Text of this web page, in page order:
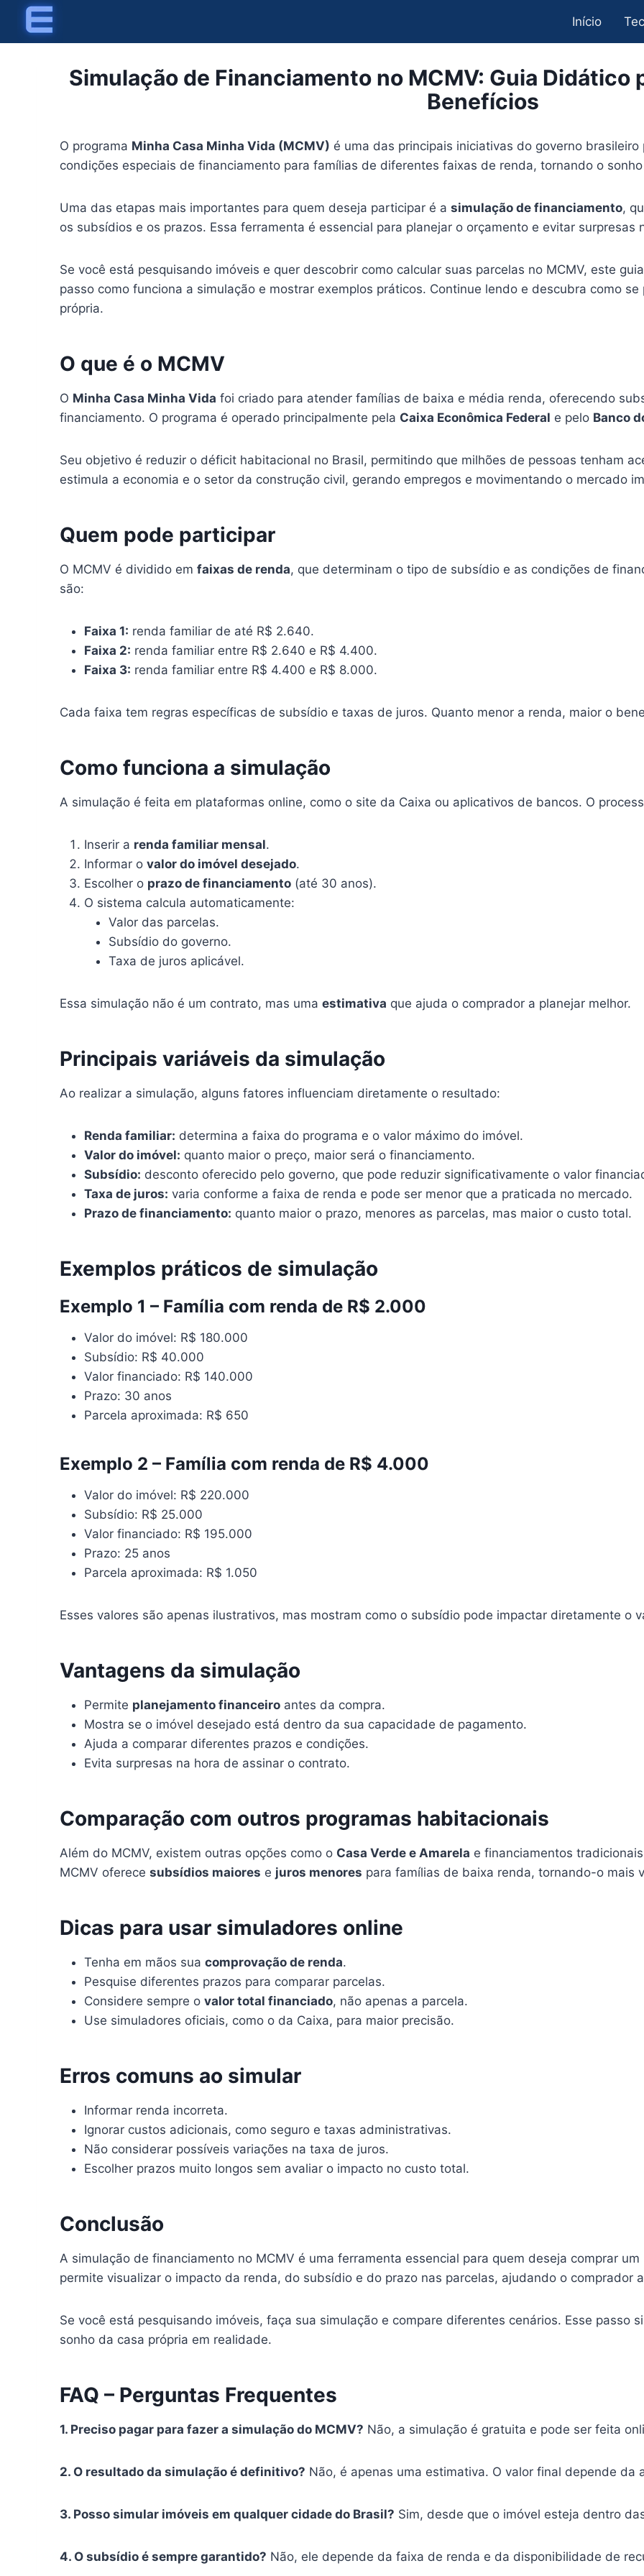
content
Início
Simulação de Financiamento no MCMV: Guia Didático
Benefícios
O programa Minha Casa Minha Vida (MCMV) é uma das principais iniciativas do governo
condições especiais de financiamento para famílias de diferentes faixas de renda, tornando o
Uma das etapas mais importantes para quem deseja participar é a simulação de financiamento,
os subsídios e os prazos. Essa ferramenta é essencial para planejar o orçamento e evitar surpresas
Se você está pesquisando imóveis e quer descobrir como calcular suas parcelas no MCMV, este
passo como funciona a simulação e mostrar exemplos práticos. Continue lendo e descubra como
própria.
O que é o MCMV
O Minha Casa Minha Vida foi criado para atender famílias de baixa e média renda, oferecendo
financiamento. O programa é operado principalmente pela Caixa Econômica Federal e pelo Banco
Seu objetivo é reduzir o déficit habitacional no Brasil, permitindo que milhões de pessoas tenham
estimula a economia e o setor da construção civil, gerando empregos e movimentando o mercado
Quem pode participar
O MCMV é dividido em faixas de renda, que determinam o tipo de subsídio e as condições de
são:
Faixa 1: renda familiar de até R$ 2.640.
Faixa 2: renda familiar entre R$ 2.640 e R$ 4.400.
Faixa 3: renda familiar entre R$ 4.400 e R$ 8.000.
Cada faixa tem regras específicas de subsídio e taxas de juros. Quanto menor a renda, maior o
Como funciona a simulação
A simulação é feita em plataformas online, como o site da Caixa ou aplicativos de bancos. O
Inserir a renda familiar mensal.
Informar o valor do imóvel desejado.
Escolher o prazo de financiamento (até 30 anos).
O sistema calcula automaticamente:
Valor das parcelas.
Subsídio do governo.
Taxa de juros aplicável.
Essa simulação não é um contrato, mas uma estimativa que ajuda o comprador a planejar melhor.
Principais variáveis da simulação
Ao realizar a simulação, alguns fatores influenciam diretamente o resultado:
Renda familiar: determina a faixa do programa e o valor máximo do imóvel.
Valor do imóvel: quanto maior o preço, maior será o financiamento.
Subsídio: desconto oferecido pelo governo, que pode reduzir significativamente o valor
Taxa de juros: varia conforme a faixa de renda e pode ser menor que a praticada no mercado.
Prazo de financiamento: quanto maior o prazo, menores as parcelas, mas maior o custo total.
Exemplos práticos de simulação
Exemplo 1 – Família com renda de R$ 2.000
Valor do imóvel: R$ 180.000
Subsídio: R$ 40.000
Valor financiado: R$ 140.000
Prazo: 30 anos
Parcela aproximada: R$ 650
Exemplo 2 – Família com renda de R$ 4.000
Valor do imóvel: R$ 220.000
Subsídio: R$ 25.000
Valor financiado: R$ 195.000
Prazo: 25 anos
Parcela aproximada: R$ 1.050
Esses valores são apenas ilustrativos, mas mostram como o subsídio pode impactar diretamente o
Vantagens da simulação
Permite planejamento financeiro antes da compra.
Mostra se o imóvel desejado está dentro da sua capacidade de pagamento.
Ajuda a comparar diferentes prazos e condições.
Evita surpresas na hora de assinar o contrato.
Comparação com outros programas habitacionais
Além do MCMV, existem outras opções como o Casa Verde e Amarela e financiamentos
MCMV oferece subsídios maiores e juros menores para famílias de baixa renda, tornando-o mais
Dicas para usar simuladores online
Tenha em mãos sua comprovação de renda.
Pesquise diferentes prazos para comparar parcelas.
Considere sempre o valor total financiado, não apenas a parcela.
Use simuladores oficiais, como o da Caixa, para maior precisão.
Erros comuns ao simular
Informar renda incorreta.
Ignorar custos adicionais, como seguro e taxas administrativas.
Não considerar possíveis variações na taxa de juros.
Escolher prazos muito longos sem avaliar o impacto no custo total.
Conclusão
A simulação de financiamento no MCMV é uma ferramenta essencial para quem deseja comprar
permite visualizar o impacto da renda, do subsídio e do prazo nas parcelas, ajudando o comprador
Se você está pesquisando imóveis, faça sua simulação e compare diferentes cenários. Esse passo
sonho da casa própria em realidade.
FAQ – Perguntas Frequentes
1. Preciso pagar para fazer a simulação do MCMV? Não, a simulação é gratuita e pode ser feita
2. O resultado da simulação é definitivo? Não, é apenas uma estimativa. O valor final depende da
3. Posso simular imóveis em qualquer cidade do Brasil? Sim, desde que o imóvel esteja dentro
4. O subsídio é sempre garantido? Não, ele depende da faixa de renda e da disponibilidade de